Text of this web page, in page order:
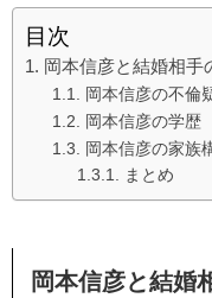
目次
岡本信彦と結婚相手
岡本信彦の不倫
岡本信彦の学歴
岡本信彦の家族
まとめ
岡本信彦と結婚